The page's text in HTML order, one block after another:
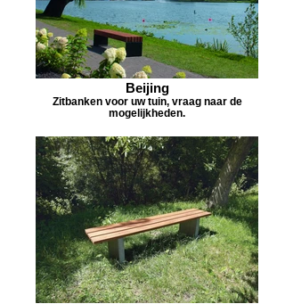
Beijing
Zitbanken voor uw tuin, vraag naar de
mogelijkheden.